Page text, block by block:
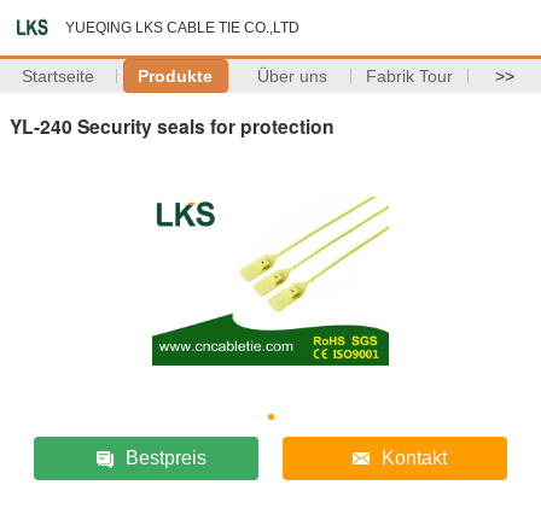
YUEQING LKS CABLE TIE CO.,LTD
Startseite Produkte Über uns Fabrik Tour >>
YL-240 Security seals for protection
Bestpreis Kontakt